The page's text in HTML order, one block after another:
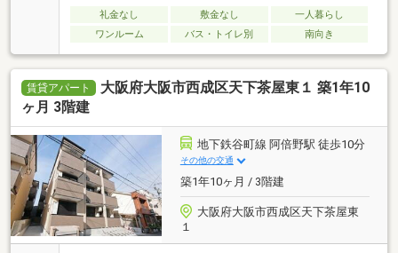
礼金なし 敷金なし
一人暮らし
ワンルーム
バス・トイレ別 南向き
賃貸アパート
大阪府大阪市西成区天下茶屋東１ 築1年10
ヶ月 3階建
地下鉄谷町線 阿倍野駅 徒歩10分
その他の交通
築1年10ヶ月 / 3階建
大阪府大阪市西成区天下茶屋東
１